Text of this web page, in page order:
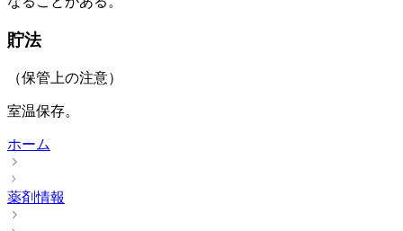
貯法
（保管上の注意）
室温保存。
ホーム
薬剤情報